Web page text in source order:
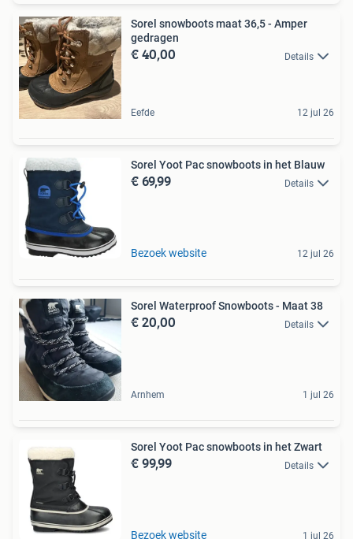
Sorel snowboots maat 36,5 - Amper
gedragen
€ 40,00 Details
Eefde 12 jul 26
Sorel Yoot Pac snowboots in het Blauw
€ 69,99 Details
Bezoek website 12 jul 26
Sorel Waterproof Snowboots - Maat 38
€ 20,00 Details
Arnhem 1 jul 26
Sorel Yoot Pac snowboots in het Zwart
€ 99,99 Details
Bezoek website 1 jul 26